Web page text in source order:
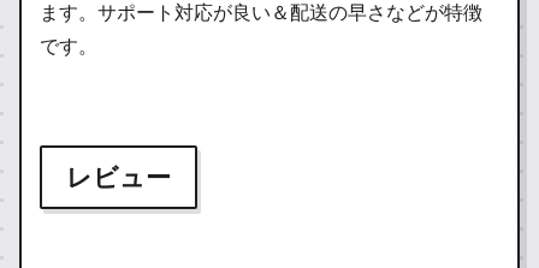
ます。サポート対応が良い＆配送の早さなどが特徴
です。
レビュー